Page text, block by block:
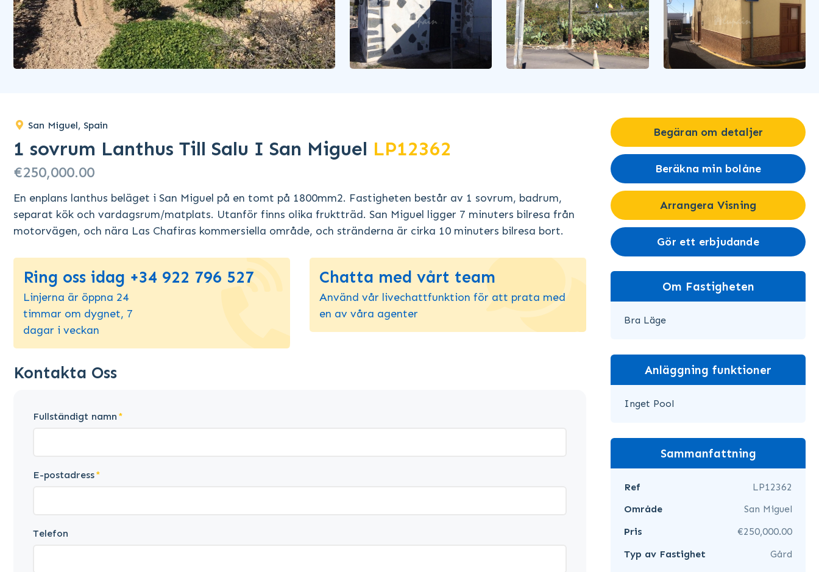
San Miguel, Spain
1 sovrum Lanthus Till Salu I San Miguel LP12362
€250,000.00
En enplans lanthus beläget i San Miguel på en tomt på 1800mm2. Fastigheten består av 1 sovrum, badrum,
separat kök och vardagsrum/matplats. Utanför finns olika fruktträd. San Miguel ligger 7 minuters bilresa från
motorvägen, och nära Las Chafiras kommersiella område, och stränderna är cirka 10 minuters bilresa bort.
Ring oss idag +34 922 796 527
Linjerna är öppna 24
timmar om dygnet, 7
dagar i veckan
Chatta med vårt team
Använd vår livechattfunktion för att prata med
en av våra agenter
Kontakta Oss
Fullständigt namn
E-postadress
Telefon
Begäran om detaljer
Beräkna min bolåne
Arrangera Visning
Gör ett erbjudande
Om Fastigheten
Bra Läge
Anläggning funktioner
Inget Pool
Sammanfattning
Ref
LP12362
Område
San Miguel
Pris
€250,000.00
Typ av Fastighet
Gård